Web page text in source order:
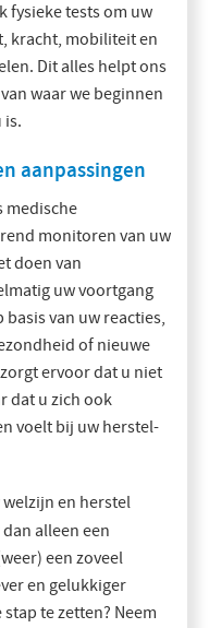
fysieke tests om uw
kracht, mobiliteit en
Dit alles helpt ons
waar we beginnen
is.
aanpassingen
medische
monitoren van uw
doen van
uw voortgang
van uw reacties,
of nieuwe
ervoor dat u niet
dat u zich ook
voelt bij uw herstel-
welzijn en herstel
alleen een
een zoveel
en gelukkiger
te zetten? Neem